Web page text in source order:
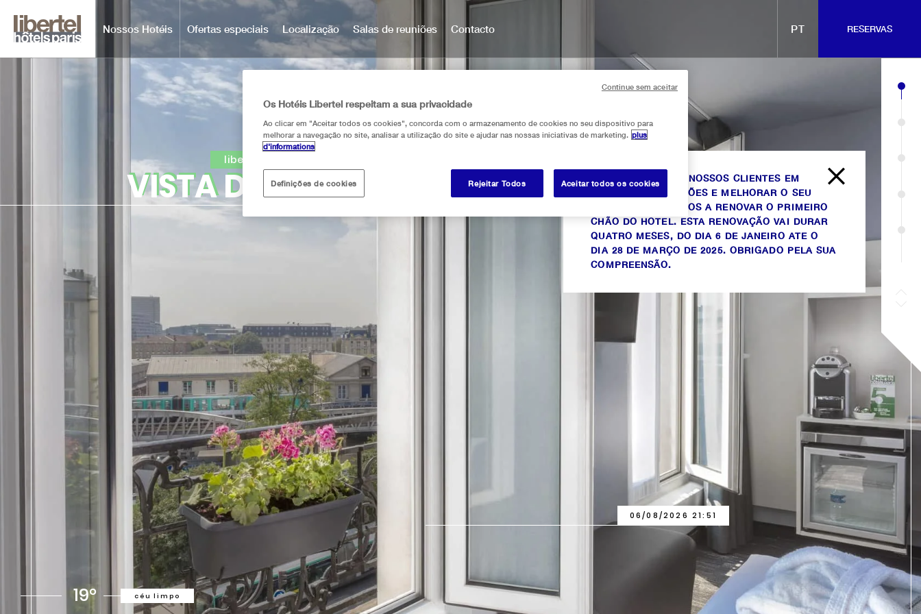
PT
Nossos Hotéis Ofertas especiais Localização Salas de reuniões Contacto RESERVAS
libertel austerlitz jardin des plantes
VISTA DOQUARTO 505
PARA RECEBER OS NOSSOS CLIENTES EM
MELHORES CONDIÇÕES E MELHORAR O SEU
CONFORTO, ESTAMOS A RENOVAR O PRIMEIRO
CHÃO DO HOTEL. ESTA RENOVAÇÃO VAI DURAR
QUATRO MESES, DO DIA 6 DE JANEIRO ATE O
DIA 28 DE MARÇO DE 2025. OBRIGADO PELA SUA
COMPREENSÃO.
06/08/2026 21:51
19° céu limpo
Os Hotéis Libertel respeitam a sua privacidade
Ao clicar em "Aceitar todos os cookies", concorda com o armazenamento de cookies no seu dispositivo para
melhorar a navegação no site, analisar a utilização do site e ajudar nas nossas iniciativas de marketing. plus
d'informations
Rejeitar Todos Aceitar todos os cookies
Definições de cookies
Continue sem aceitar